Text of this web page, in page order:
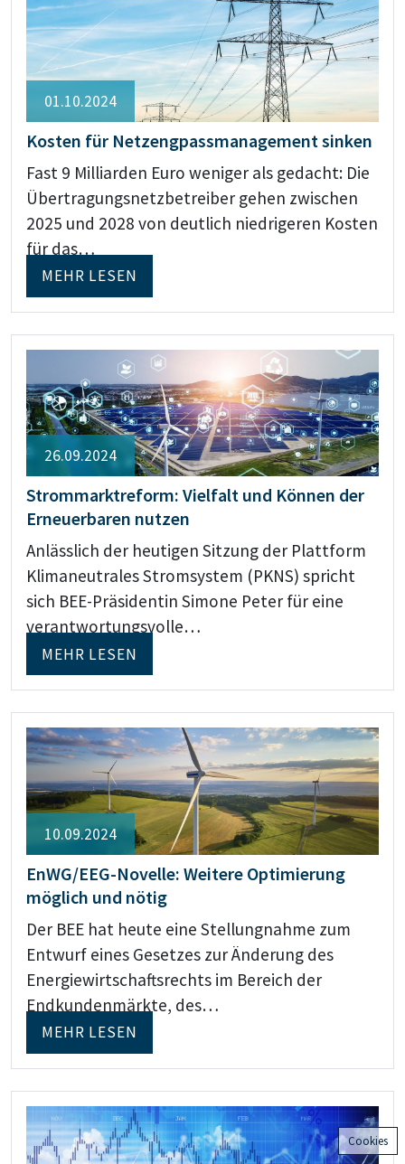
01.10.2024
Kosten für Netzengpassmanagement sinken
Fast 9 Milliarden Euro weniger als gedacht: Die
Übertragungsnetzbetreiber gehen zwischen
2025 und 2028 von deutlich niedrigeren Kosten
für das…
MEHR LESEN
26.09.2024
Strommarktreform: Vielfalt und Können der
Erneuerbaren nutzen
Anlässlich der heutigen Sitzung der Plattform
Klimaneutrales Stromsystem (PKNS) spricht
sich BEE-Präsidentin Simone Peter für eine
verantwortungsvolle…
MEHR LESEN
10.09.2024
EnWG/EEG-Novelle: Weitere Optimierung
möglich und nötig
Der BEE hat heute eine Stellungnahme zum
Entwurf eines Gesetzes zur Änderung des
Energiewirtschaftsrechts im Bereich der
Endkundenmärkte, des…
MEHR LESEN
Cookies